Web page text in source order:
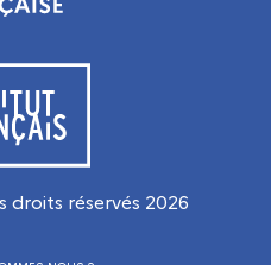
l’Institut français
droits réservés 2026